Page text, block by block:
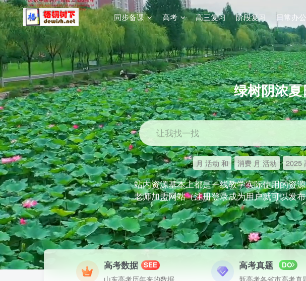
同步备课 高考 高三复习 阶段复习 日常办公
绿树阴浓
让我找一找
月 活动 和 消费 月 活动 2025
站内资源基本上都是一线教学实际使用的资
老师加盟网站（注册登录成为用户就可以发
高考数据 SEE
山东高考历年来的数据
高考真题 DO
新高考各省市高考真